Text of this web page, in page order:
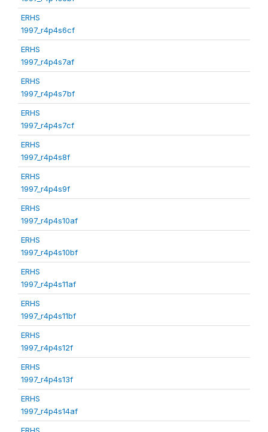
ERHS
1997_r4p4s6cf
ERHS
1997_r4p4s7af
ERHS
1997_r4p4s7bf
ERHS
1997_r4p4s7cf
ERHS
1997_r4p4s8f
ERHS
1997_r4p4s9f
ERHS
1997_r4p4s10af
ERHS
1997_r4p4s10bf
ERHS
1997_r4p4s11af
ERHS
1997_r4p4s11bf
ERHS
1997_r4p4s12f
ERHS
1997_r4p4s13f
ERHS
1997_r4p4s14af
ERHS